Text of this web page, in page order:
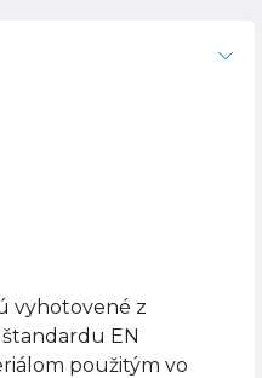
vyhotovené z
EN
použitým vo